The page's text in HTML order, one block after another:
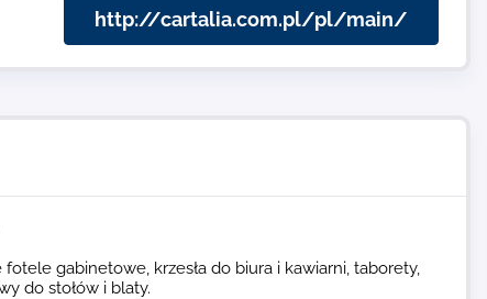
http://cartalia.com.pl/pl/main/
fotele gabinetowe, krzesła do biura i kawiarni, taborety,
do stołów i blaty.